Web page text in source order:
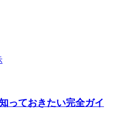
っておきたい完全ガイ